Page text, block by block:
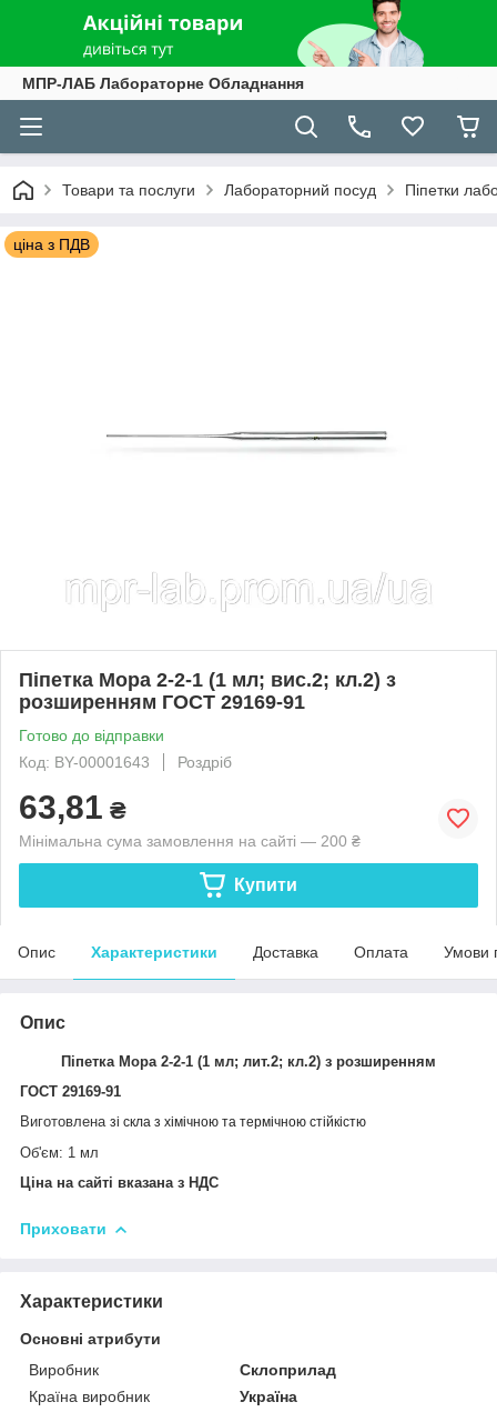
МПР-ЛАБ Лабораторне Обладнання
Товари та послуги Лабораторний посуд Піпетки
ціна з ПДВ
Піпетка Мора 2-2-1 (1 мл; вис.2; кл.2) з
розширенням ГОСТ 29169-91
Готово до відправки
Код: BY-00001643
Роздріб
63,81 ₴
Мінімальна сума замовлення на сайті — 200 ₴
Купити
Опис Характеристики Доставка Оплата Умови
Опис
Піпетка Мора 2-2-1 (1 мл; лит.2; кл.2) з розширенням
ГОСТ 29169-91
Виготовлена зі скла з хімічною та термічною стійкістю
Об'єм: 1 мл
Ціна на сайті вказана з НДС
Приховати
Характеристики
Основні атрибути
Виробник
Склоприлад
Країна виробник
Україна